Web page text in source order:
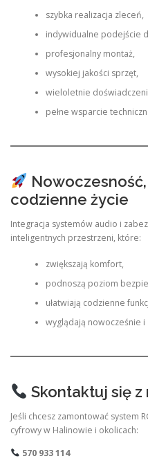
szybka realizacja zleceń,
indywidualne podejście
profesjonalny montaż,
wysokiej jakości sprzęt,
wieloletnie
pełne wsparcie
codzienne życie
Integracja systemów audio i
inteligentnych przestrzeni, które:
zwiększają komfort,
podnoszą poziom
ułatwiają codzienne
wyglądają nowocześnie i
Skontaktuj się z
Jeśli chcesz zamontować system
cyfrowy w Halinowie i okolicach:
570 933 114